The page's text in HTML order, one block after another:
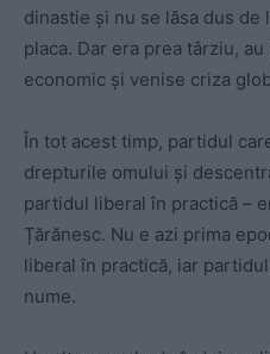
dinastie și nu se lăsa dus
placa. Dar era prea târziu,
economic și venise criza
În tot acest timp, partidul
drepturile omului și
partidul liberal în practică –
Țărănesc. Nu e azi prima
liberal în practică, iar
nume.